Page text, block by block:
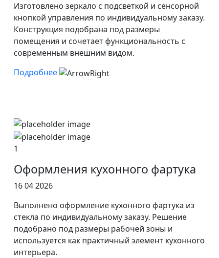
Изготовлено зеркало с подсветкой и сенсорной
кнопкой управления по индивидуальному заказу.
Конструкция подобрана под размеры
помещения и сочетает функциональность с
современным внешним видом.
Подробнее
1
Оформления кухонного фартука
16 04 2026
Выполнено оформление кухонного фартука из
стекла по индивидуальному заказу. Решение
подобрано под размеры рабочей зоны и
используется как практичный элемент кухонного
интерьера.